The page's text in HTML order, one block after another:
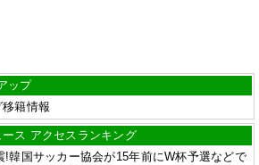
ップ
籍情報
ース アクセスランキング
!韓国サッカー協会が15年前にW杯予選などで